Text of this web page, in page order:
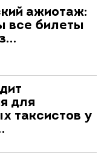
ажиотаж:
все билеты
для
таксистов у